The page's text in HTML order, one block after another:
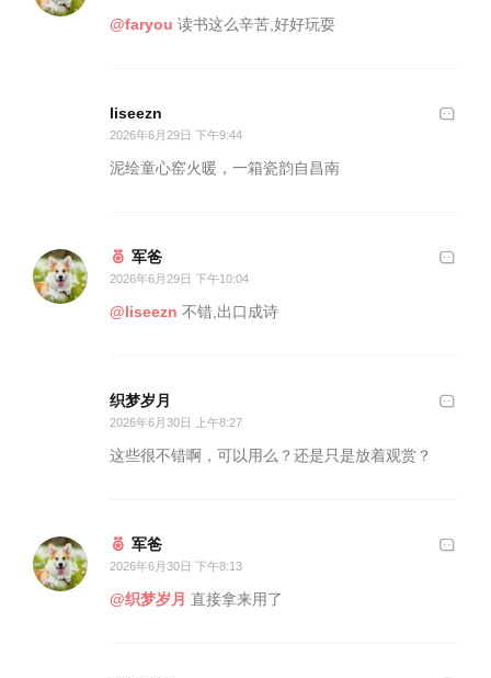
@faryou 读书这么辛苦,好好玩耍
liseezn
2026年6月29日 下午9:44
泥绘童心窑火暖，一箱瓷韵自昌南
军爸
2026年6月29日 下午10:04
@liseezn 不错,出口成诗
织梦岁月
2026年6月30日 上午8:27
这些很不错啊，可以用么？还是只是放着观赏？
军爸
2026年6月30日 下午8:13
@织梦岁月 直接拿来用了